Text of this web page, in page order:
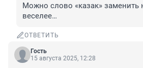
Можно слово «казак» заменить
веселее…
ОТВЕТИТЬ
Гость
15 августа 2025, 12:28